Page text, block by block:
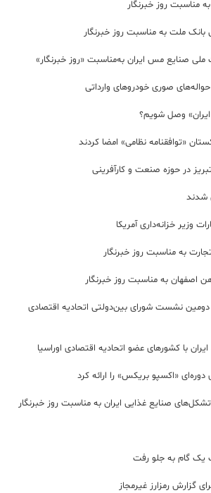
مناسبت روز خبرنگار
بانک ملت به مناسبت روز خبرنگار
صنایع مس ایران به‌مناسبت «روز خبرنگار»
صوری خودروهای وارداتی
وصل شویم؟
«توافقنامه نظامی» امضا کردند
در حوزه صنعت و کارآفرینی
شدند
وزیر خزانه‌داری آمریکا
به مناسبت روز خبرنگار
اصفهان به مناسبت روز خبرنگار
نشست شورای بین‌دولتی اتحادیه اقتصادی
ایران با کشورهای عضو اتحادیه اقتصادی اوراسیا
دوره‌ای «اکسپو بریکس» را ارائه کرد
صنایع غذایی ایران به مناسبت روز خبرنگار
یک گام به جلو رفت